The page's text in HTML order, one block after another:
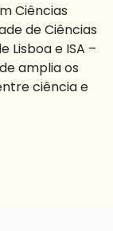
Ciências
de Ciências
Lisboa e ISA –
amplia os
ciência e